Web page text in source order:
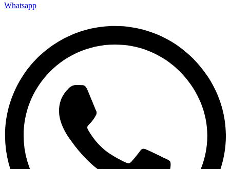
Whatsapp